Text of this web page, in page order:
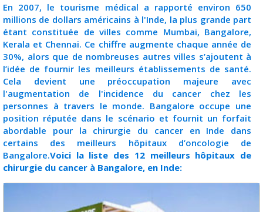
En 2007, le tourisme médical a rapporté environ 650
millions de dollars américains à l'Inde, la plus grande part
étant constituée de villes comme Mumbai, Bangalore,
Kerala et Chennai. Ce chiffre augmente chaque année de
30%, alors que de nombreuses autres villes s’ajoutent à
l’idée de fournir les meilleurs établissements de santé.
Cela devient une préoccupation majeure avec
l'augmentation de l'incidence du cancer chez les
personnes à travers le monde. Bangalore occupe une
position réputée dans le scénario et fournit un forfait
abordable pour la chirurgie du cancer en Inde dans
certains des meilleurs hôpitaux d’oncologie de
Bangalore.Voici la liste des 12 meilleurs hôpitaux de
chirurgie du cancer à Bangalore, en Inde: